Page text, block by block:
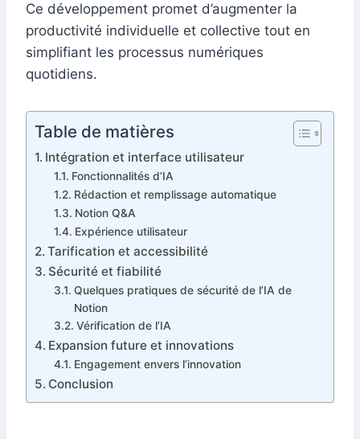
Ce développement promet d’augmenter la
productivité individuelle et collective tout en
simplifiant les processus numériques
quotidiens.
Table de matières
Intégration et interface utilisateur
Fonctionnalités d’IA
Rédaction et remplissage automatique
Notion Q&A
Expérience utilisateur
Tarification et accessibilité
Sécurité et fiabilité
Quelques pratiques de sécurité de l’IA de
Notion
Vérification de l’IA
Expansion future et innovations
Engagement envers l’innovation
Conclusion